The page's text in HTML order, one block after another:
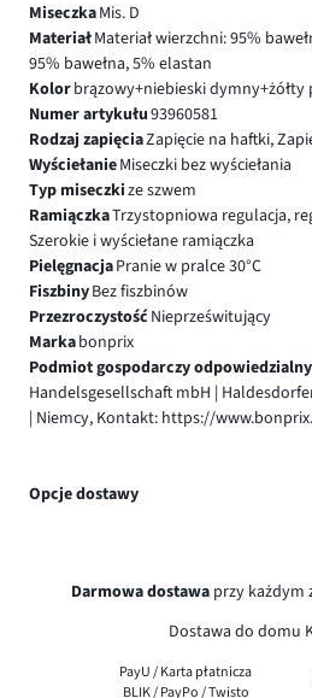
MiseczkaMis. D
MateriałMateriał wierzchni: 95%
95% bawełna, 5% elastan
Kolorbrązowy+niebieski
Numer artykułu93960581
Rodzaj zapięciaZapięcie na haftki,
WyściełanieMiseczki bez wyściełania
Typ miseczkize szwem
RamiączkaTrzystopniowa regulacja,
Szerokie i wyściełane ramiączka
PielęgnacjaPranie w pralce 30°C
FiszbinyBez fiszbinów
PrzezroczystośćNieprześwitujący
Markabonprix
Podmiot gospodarczy
Handelsgesellschaft mbH |
| Niemcy, Kontakt: https://
Opcje dostawy
Darmowa dostawa przy każdym
Dostawa do domu
PayU / Karta płatnicza
BLIK / PayPo / Twisto